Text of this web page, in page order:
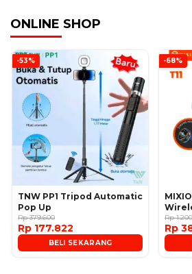
ONLINE SHOP
-53%
TNW PP1 Tripod Automatic
Pop Up
Rp 379.600
Rp 177.822
BELI SEKARANG
-68%
Rp
Rp